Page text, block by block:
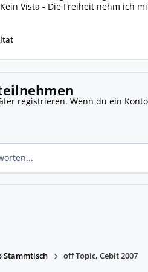
Vista - Die Freiheit nehm ich
registrieren. Wenn du ein
Stammtisch off Topic, Cebit 2007